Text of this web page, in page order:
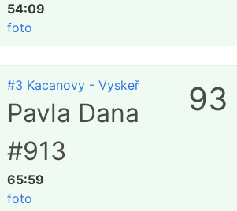
54:09
foto
#3 Kacanovy - Vyskeř
Pavla Dana
#913
65:59
foto
93